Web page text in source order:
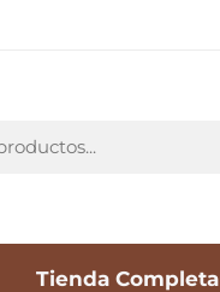
Tienda Completa